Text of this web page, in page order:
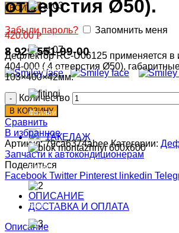
ВОЙТИ
Забыли пароль? Запомнить меня
8 929 551-99-00
Испарители
Фитинги
ТАКЕЛАЖ
Блоки
Захваты
отверстия Ø50).
420.00Р
Дефлектор RC-U06125 применяется в
404-000 ( 4 отверстия Ø50),
103×400×42мм.
Количество
В КОРЗИНУ
Сравнить
В избранное
Артикул:79ca6374abee Категории:
Запчасти к автокондиционерам
Поделиться
Facebook Twitter Pinterest linkedin
ОПИСАНИЕ
ДОСТАВКА И ОПЛАТА
Описание